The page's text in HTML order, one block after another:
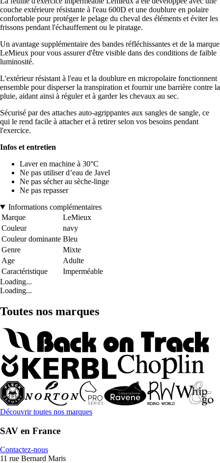
couche extérieure résistante à l'eau 600D et une doublure en polaire
confortable pour protéger le pelage du cheval des éléments et éviter les
frissons pendant l'échauffement ou le piratage.
Un avantage supplémentaire des bandes réfléchissantes et de la marque
LeMieux pour vous assurer d'être visible dans des conditions de faible
luminosité.
L'extérieur résistant à l'eau et la doublure en micropolaire fonctionnent
ensemble pour disperser la transpiration et fournir une barrière contre la
pluie, aidant ainsi à réguler et à garder les chevaux au sec.
Sécurisé par des attaches auto-agrippantes aux sangles de sangle, ce
qui le rend facile à attacher et à retirer selon vos besoins pendant
l'exercice.
Infos et entretien
Laver en machine à 30°C
Ne pas utiliser d’eau de Javel
Ne pas sécher au sèche-linge
Ne pas repasser
Informations complémentaires
Marque
LeMieux
Couleur
navy
Couleur dominante Bleu
Genre
Mixte
Age
Adulte
Caractéristique
Imperméable
Loading...
Loading...
Toutes nos marques
Découvrir toutes nos marques
SAV en France
Contactez-nous
11 rue Bernard Maris